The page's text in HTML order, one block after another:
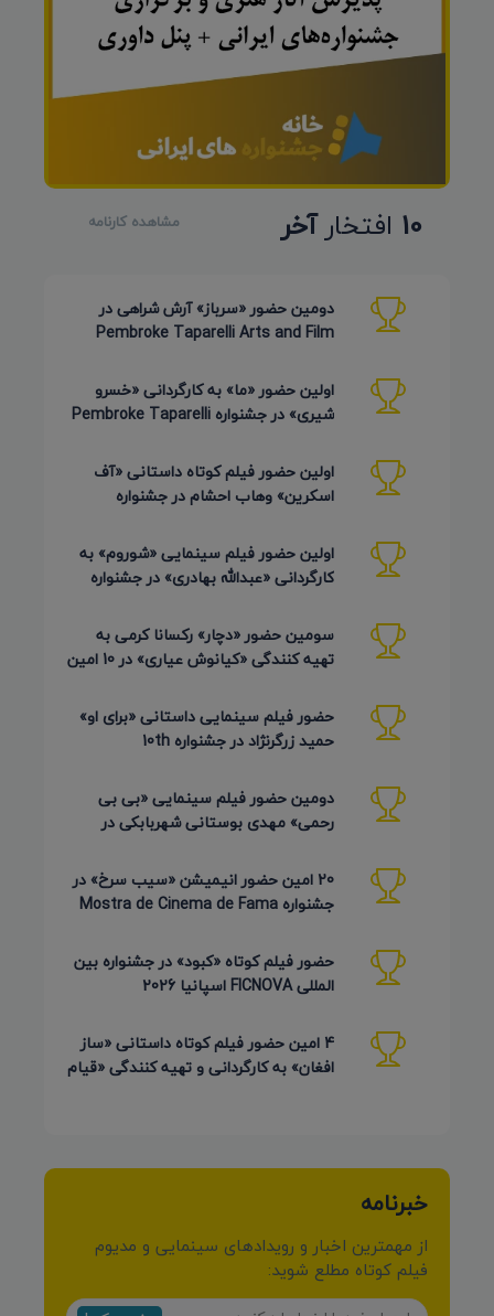
10 افتخارآخر مشاهده کارنامه
دومین حضور «سرباز» آرش شراهی در
Pembroke Taparelli Arts and Film
اولین حضور «ما» به کارگردانی «خسرو
شیری» در جشنواره Pembroke Taparelli
اولین حضور فیلم کوتاه داستانی «آف
اسکرین» وهاب احشام در جشنواره
اولین حضور فیلم سینمایی «شوروم» به
کارگردانی «عبدالله بهادری» در جشنواره
سومین حضور «دچار» رکسانا کرمی به
تهیه کنندگی «کیانوش عیاری» در 10 امین
حضور فیلم سینمایی داستانی «برای او»
حمید زرگرنژاد در جشنواره 10th
دومین حضور فیلم سینمایی «بی بی
رحمی» مهدی بوستانی شهربابکی در
20 امین حضور انیمیشن «سیب سرخ» در
جشنواره Mostra de Cinema de Fama
حضور فیلم کوتاه «کبود» در جشنواره بین
المللی FICNOVA اسپانیا 2026
4 امین حضور فیلم کوتاه داستانی «ساز
افغان» به کارگردانی و تهیه کنندگی «قیام
خبرنامه
از مهمترین اخبار و رویدادهای سینمایی و مدیوم
فیلم کوتاه مطلع شوید: